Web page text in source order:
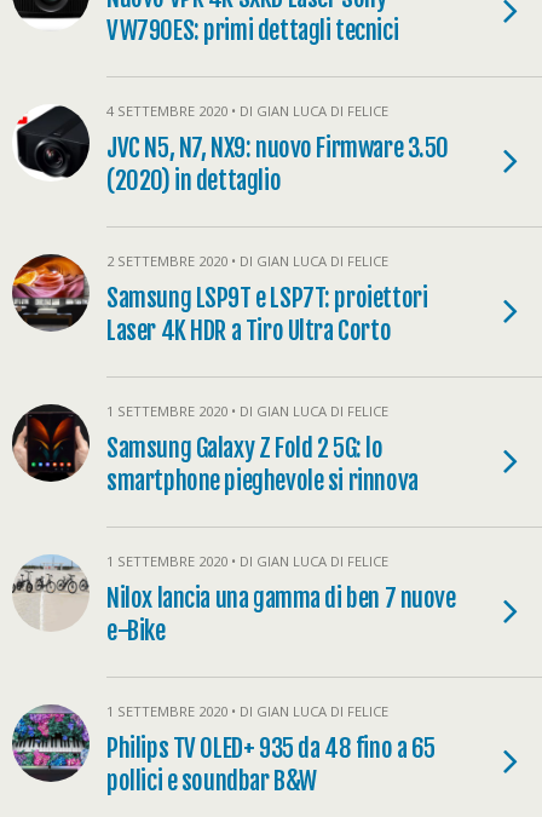
VW790ES: primi dettagli tecnici
4 SETTEMBRE 2020 • DI GIAN LUCA DI FELICE
JVC N5, N7, NX9: nuovo Firmware 3.50
(2020) in dettaglio
2 SETTEMBRE 2020 • DI GIAN LUCA DI FELICE
Samsung LSP9T e LSP7T: proiettori
Laser 4K HDR a Tiro Ultra Corto
1 SETTEMBRE 2020 • DI GIAN LUCA DI FELICE
Samsung Galaxy Z Fold 2 5G: lo
smartphone pieghevole si rinnova
1 SETTEMBRE 2020 • DI GIAN LUCA DI FELICE
Nilox lancia una gamma di ben 7 nuove
e-Bike
1 SETTEMBRE 2020 • DI GIAN LUCA DI FELICE
Philips TV OLED+ 935 da 48 fino a 65
pollici e soundbar B&W